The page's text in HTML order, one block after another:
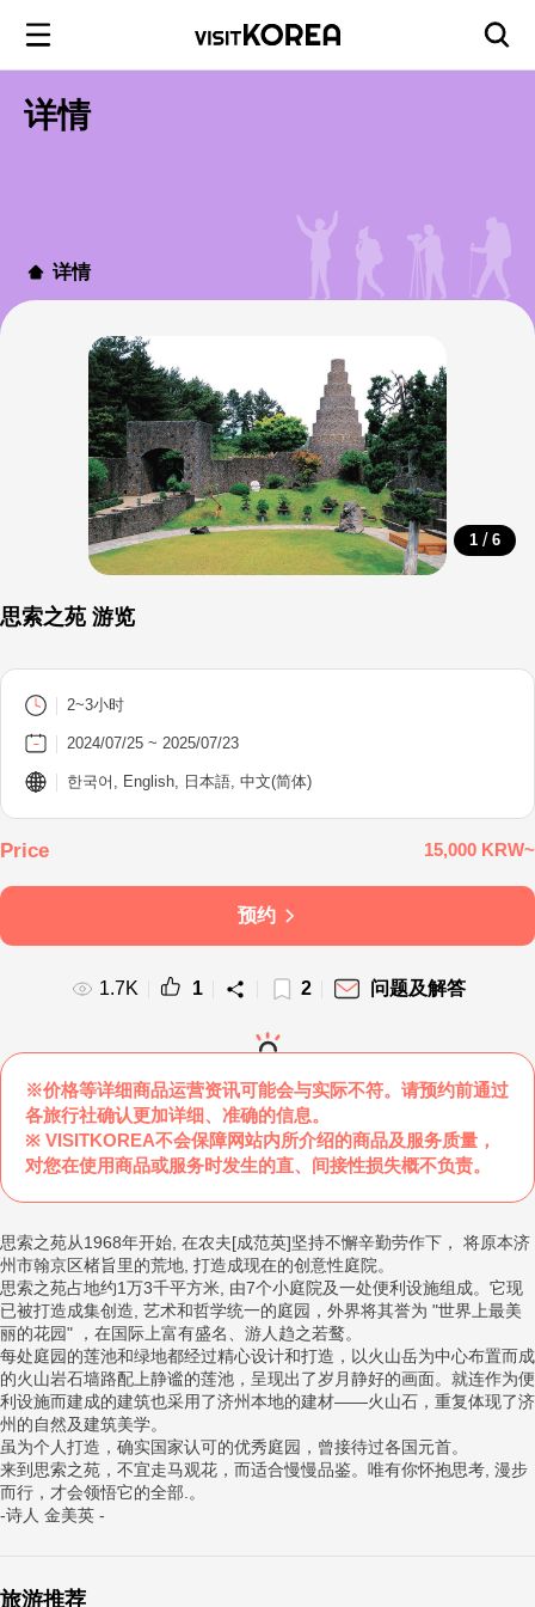
详情
详情
1 / 6
思索之苑 游览
15,000 KRW~
2~3小时
2024/07/25 ~ 2025/07/23
한국어, English, 日本語, 中文(简体)
预约
1.7K 1 2 问题及解答
※价格等详细商品运营资讯可能会与实际不符。请预约前通过
各旅行社确认更加详细、准确的信息。
※ VISITKOREA不会保障网站内所介绍的商品及服务质量，
对您在使用商品或服务时发生的直、间接性损失概不负责。
思索之苑从1968年开始, 在农夫[成范英]坚持不懈辛勤劳作下， 将原本济
州市翰京区楮旨里的荒地, 打造成现在的创意性庭院。
思索之苑占地约1万3千平方米, 由7个小庭院及一处便利设施组成。它现
已被打造成集创造, 艺术和哲学统一的庭园，外界将其誉为 "世界上最美
丽的花园" ，在国际上富有盛名、游人趋之若鹜。
每处庭园的莲池和绿地都经过精心设计和打造，以火山岳为中心布置而成
的火山岩石墙路配上静谧的莲池，呈现出了岁月静好的画面。就连作为便
利设施而建成的建筑也采用了济州本地的建材——火山石，重复体现了济
州的自然及建筑美学。
虽为个人打造，确实国家认可的优秀庭园，曾接待过各国元首。
来到思索之苑，不宜走马观花，而适合慢慢品鉴。唯有你怀抱思考, 漫步
而行，才会领悟它的全部.。
-诗人 金美英 -
旅游推荐